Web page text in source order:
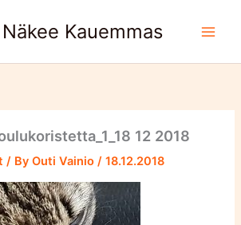
Kauemmas
12 2018
/ ByOuti Vainio/18.12.2018